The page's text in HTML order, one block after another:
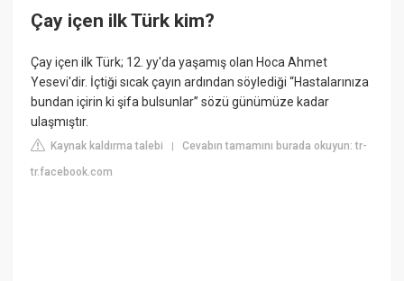
Çay içen ilk Türk kim?
Çay içen ilk Türk; 12. yy'da yaşamış olan Hoca Ahmet
Yesevi'dir. İçtiği sıcak çayın ardından söylediği “Hastalarınıza
bundan içirin ki şifa bulsunlar” sözü günümüze kadar
ulaşmıştır.
Kaynak kaldırma talebi |Cevabın tamamını burada okuyun: tr-
tr.facebook.com